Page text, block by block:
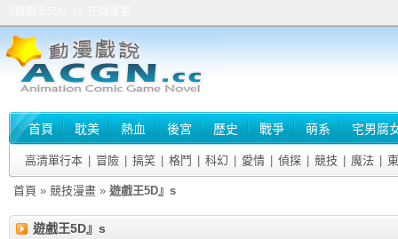
首頁 耽美 熱血 後宮 歷史 戰爭 萌系 宅男腐
高清單行本 冒險 搞笑 格鬥 科幻 愛情 偵探 競技 魔法
首頁 » 競技漫畫 » 遊戲王5D』s
遊戲王5D』s